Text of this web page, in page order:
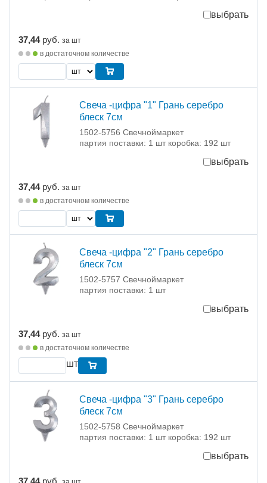
выбрать
37,44 руб. за шт
в достаточном количестве
Свеча -цифра "1" Грань серебро
блеск 7см
1502-5756 Свечноймаркет
партия поставки: 1 шт коробка: 192 шт
выбрать
37,44 руб. за шт
в достаточном количестве
Свеча -цифра "2" Грань серебро
блеск 7см
1502-5757 Свечноймаркет
партия поставки: 1 шт
выбрать
37,44 руб. за шт
в достаточном количестве
шт
Свеча -цифра "3" Грань серебро
блеск 7см
1502-5758 Свечноймаркет
партия поставки: 1 шт коробка: 192 шт
выбрать
37,44 руб.